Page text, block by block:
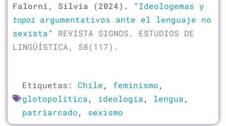
Falorni, Silvia (2024).
“Ideologemas y
topoi argumentativos ante el lenguaje no
sexista”
REVISTA SIGNOS. ESTUDIOS DE
LINGÜÍSTICA, 58(117).
Etiquetas: Chile, feminismo,
glotopolítica, ideología, lengua,
patriarcado, sexismo